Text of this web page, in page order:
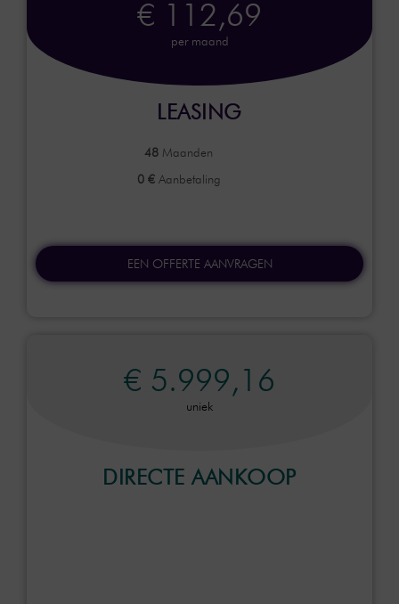
€ 112,69
per maand
LEASING
48 Maanden
0 €Aanbetaling
EEN OFFERTE AANVRAGEN
€ 5.999,16
uniek
DIRECTE AANKOOP